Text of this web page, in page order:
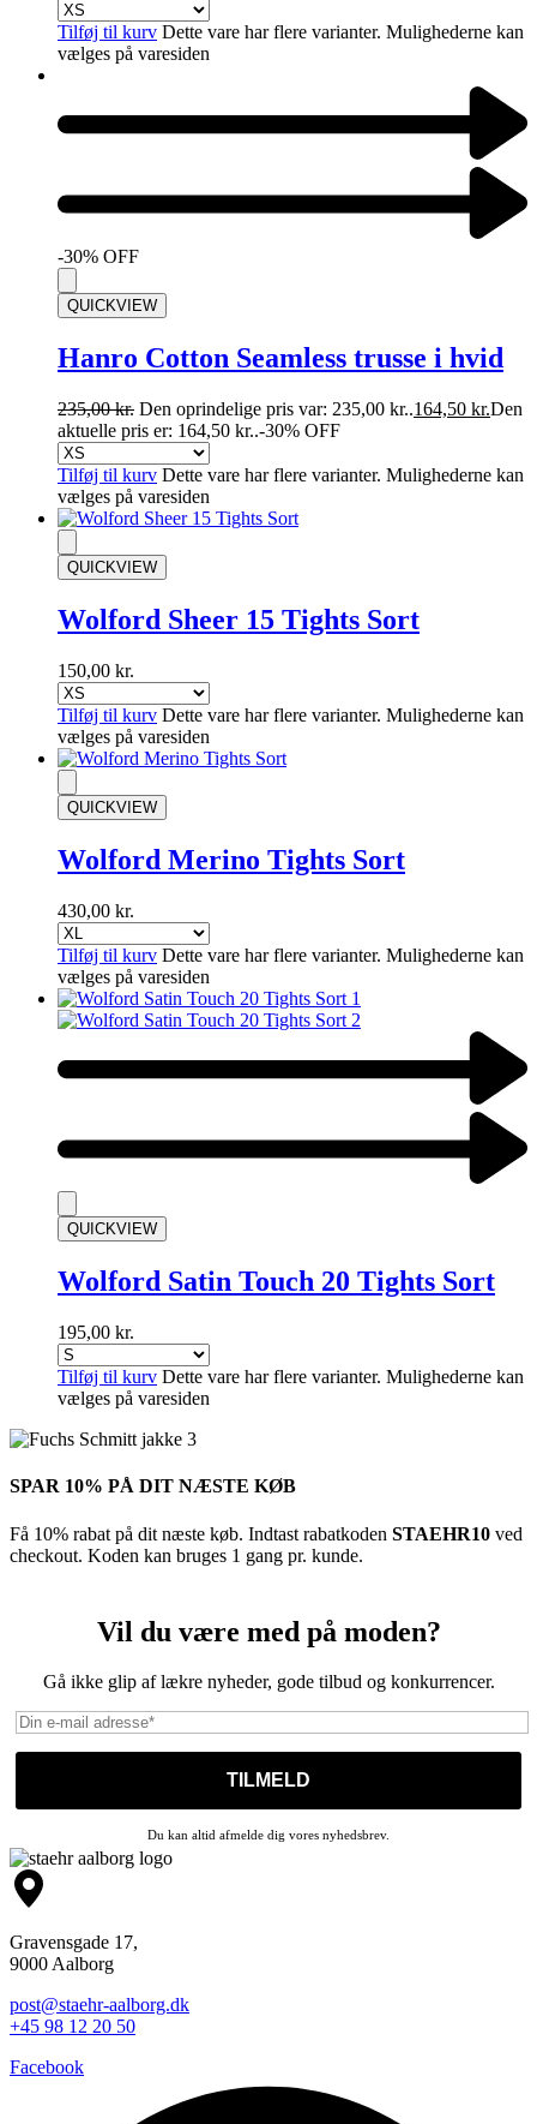
Tilføj til kurv Dette vare har flere varianter. Mulighederne kan
vælges på varesiden
-30% OFF
QUICKVIEW
Hanro Cotton Seamless trusse i hvid
235,00kr. Den oprindelige pris var: 235,00 kr..164,50 kr.Den
aktuelle pris er: 164,50 kr..-30% OFF
Tilføj til kurv Dette vare har flere varianter. Mulighederne kan
vælges på varesiden
QUICKVIEW
Wolford Sheer 15 Tights Sort
150,00 kr.
Tilføj til kurv Dette vare har flere varianter. Mulighederne kan
vælges på varesiden
QUICKVIEW
Wolford Merino Tights Sort
430,00 kr.
Tilføj til kurv Dette vare har flere varianter. Mulighederne kan
vælges på varesiden
QUICKVIEW
Wolford Satin Touch 20 Tights Sort
195,00 kr.
Tilføj til kurv Dette vare har flere varianter. Mulighederne kan
vælges på varesiden
SPAR 10% PÅ DIT NÆSTE KØB
Få 10% rabat på dit næste køb. Indtast rabatkoden STAEHR10 ved
checkout. Koden kan bruges 1 gang pr. kunde.
Vil du være med på moden?
Gå ikke glip af lækre nyheder, gode tilbud og konkurrencer.
Du kan altid afmelde dig vores nyhedsbrev.
Gravensgade 17,
9000 Aalborg
post@staehr-aalborg.dk
+45 98 12 20 50
Facebook